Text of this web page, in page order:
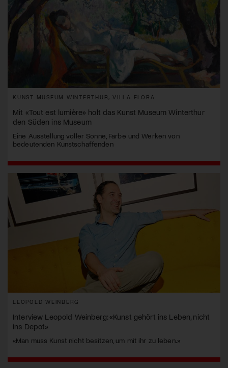
KUNST MUSEUM WINTERTHUR, VILLA FLORA
Mit «Tout est lumière» holt das Kunst Museum Winterthur
den Süden ins Museum
Eine Ausstellung voller Sonne, Farbe und Werken von
bedeutenden Kunstschaffenden
LEOPOLD WEINBERG
Interview Leopold Weinberg: «Kunst gehört ins Leben, nicht
ins Depot»
«Man muss Kunst nicht besitzen, um mit ihr zu leben.»